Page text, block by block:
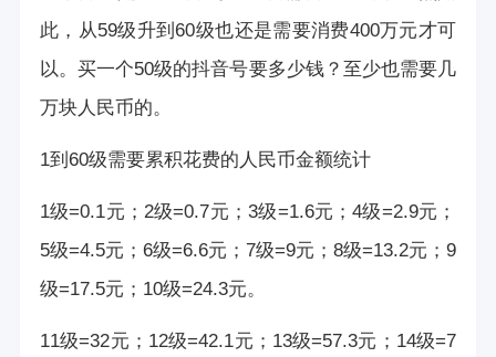
此，从59级升到60级也还是需要消费400万元才可
以。买一个50级的抖音号要多少钱？至少也需要几
万块人民币的。
1到60级需要累积花费的人民币金额统计
1级=0.1元；2级=0.7元；3级=1.6元；4级=2.9元；
5级=4.5元；6级=6.6元；7级=9元；8级=13.2元；9
级=17.5元；10级=24.3元。
11级=32元；12级=42.1元；13级=57.3元；14级=7